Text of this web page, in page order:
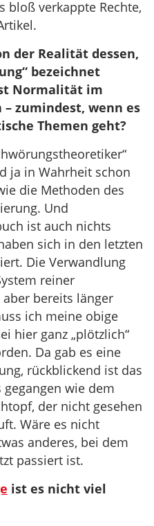
bloß verkappte Rechte,
der Realität dessen,
bezeichnet
Normalität im
zumindest, wenn es
Themen geht?
ja in Wahrheit schon
die Methoden des
Und
ist auch nichts
sich in den letzten
Die Verwandlung
reiner
bereits länger
ich meine obige
hier ganz „plötzlich“
Da gab es eine
rückblickend ist das
wie dem
der nicht gesehen
Wäre es nicht
anderes, bei dem
passiert ist.
ist es nicht viel